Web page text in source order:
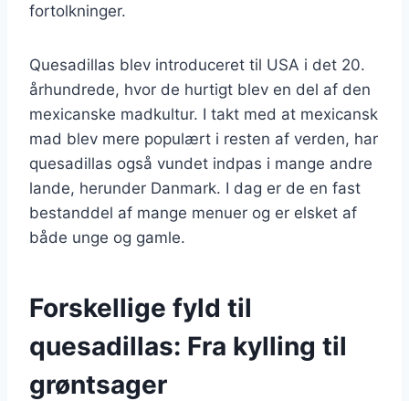
fortolkninger.
Quesadillas blev introduceret til USA i det 20.
århundrede, hvor de hurtigt blev en del af den
mexicanske madkultur. I takt med at mexicansk
mad blev mere populært i resten af verden, har
quesadillas også vundet indpas i mange andre
lande, herunder Danmark. I dag er de en fast
bestanddel af mange menuer og er elsket af
både unge og gamle.
Forskellige fyld til
quesadillas: Fra kylling til
grøntsager